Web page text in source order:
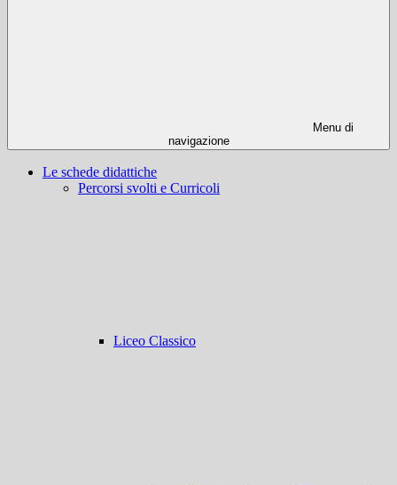
Menu di
navigazione
Le schede didattiche
Percorsi svolti e Curricoli
Liceo Classico